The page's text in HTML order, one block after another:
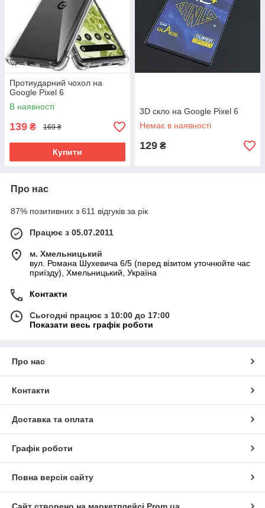
Протиударний чохол на
Google Pixel 6
В наявності
139 ₴ 169 ₴
Купити
3D скло на Google Pixel 6
Немає в наявності
129 ₴
Про нас
87% позитивних з 611 відгуків за рік
Працює з 05.07.2011
м. Хмельницький
вул. Романа Шухевича 6/5 (перед візитом уточнюйте час
приїзду), Хмельницький, Україна
Контакти
Сьогодні працює з 10:00 до 17:00
Показати весь графік роботи
Про нас
Контакти
Доставка та оплата
Графік роботи
Повна версія сайту